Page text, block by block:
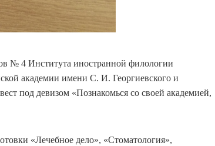
№ 4 Института иностранной филологии
академии имени С. И. Георгиевского и
под девизом «Познакомься со своей академией,
«Лечебное дело», «Стоматология»,